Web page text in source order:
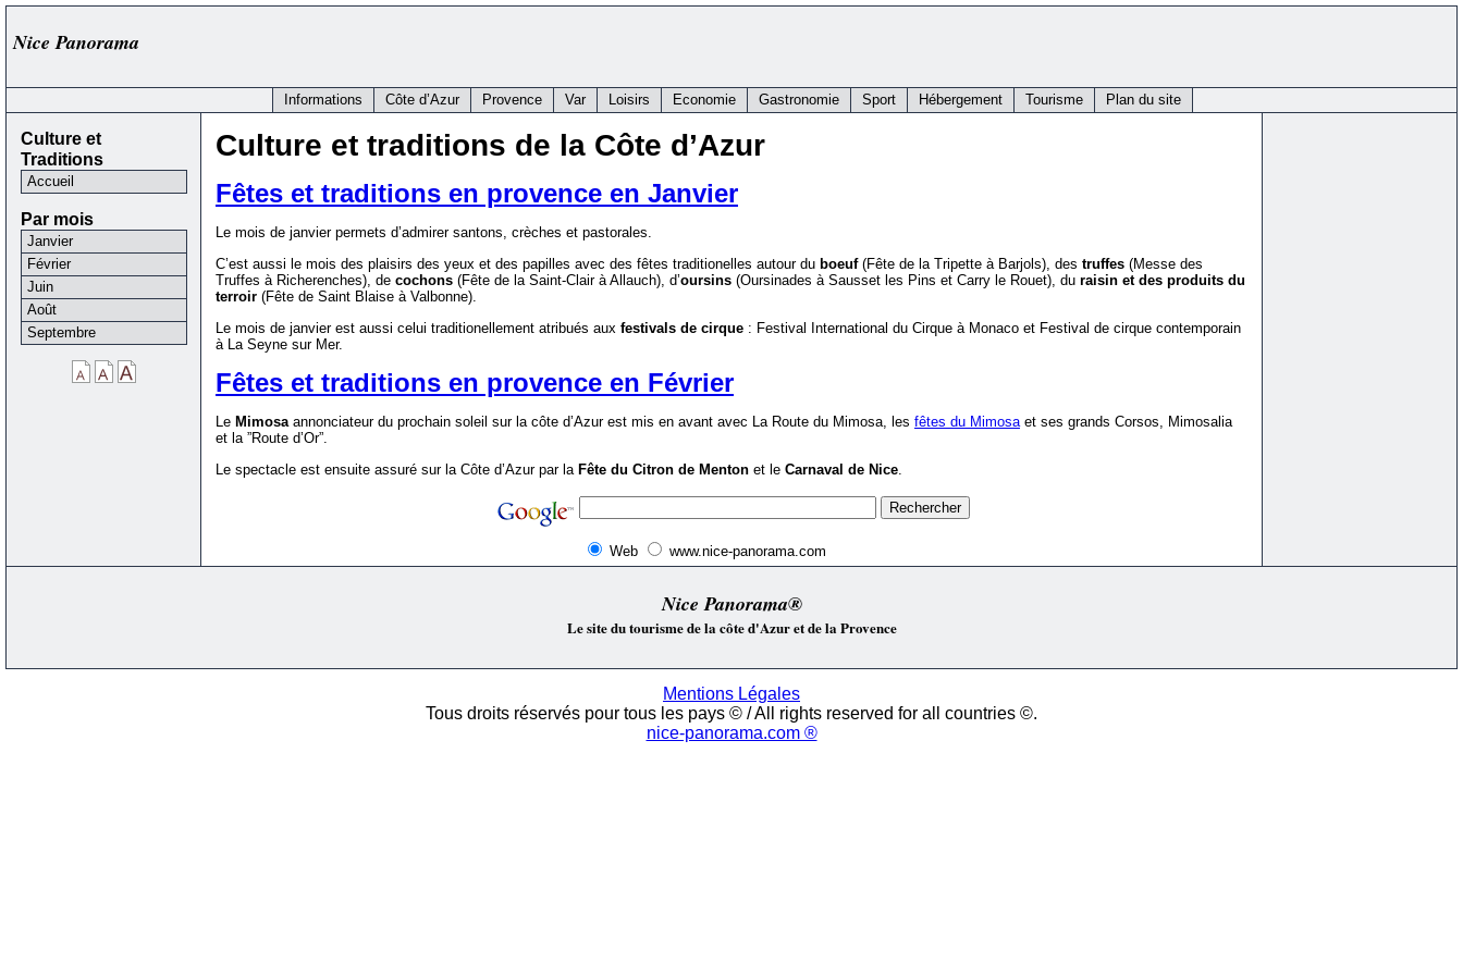
Nice Panorama
Informations Côte d’Azur Provence Var Loisirs Economie Gastronomie Sport Hébergement Tourisme Plan du site
Culture et traditions de la Côte d’Azur
Fêtes et traditions en provence en Janvier
Le mois de janvier permets d’admirer santons, crèches et pastorales.
C’est aussi le mois des plaisirs des yeux et des papilles avec des fêtes traditionelles autour du boeuf(Fête de la Tripette à Barjols), des truffes(Messe des
Truffes à Richerenches), de cochons(Fête de la Saint-Clair à Allauch), d’oursins(Oursinades à Sausset les Pins et Carry le Rouet), du raisin et des produits du
terroir(Fête de Saint Blaise à Valbonne).
Le mois de janvier est aussi celui traditionellement atribués aux festivals de cirque: Festival International du Cirque à Monaco et Festival de cirque contemporain
à La Seyne sur Mer.
Fêtes et traditions en provence en Février
Le Mimosaannonciateur du prochain soleil sur la côte d’Azur est mis en avant avec La Route du Mimosa, les fêtes du Mimosaet ses grands Corsos, Mimosalia
et la ”Route d’Or”.
Le spectacle est ensuite assuré sur la Côte d’Azur par la Fête du Citron de Mentonet le Carnaval de Nice.
Web www.nice-panorama.com
Culture et
Traditions
Accueil
Par mois
Janvier
Février
Juin
Août
Septembre
Nice Panorama®
Le site du tourisme de la côte d'Azur et de la Provence
Mentions Légales
Tous droits réservés pour tous les pays © / All rights reserved for all countries ©.
nice-panorama.com ®